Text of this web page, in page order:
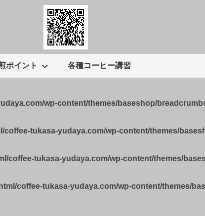
ポイント 各種コーヒー講習
wp-content/themes/baseshop/
coffee-tukasa-yudaya.com/wp-content/themes/
coffee-tukasa-yudaya.com/wp-content/themes/
coffee-tukasa-yudaya.com/wp-content/themes/